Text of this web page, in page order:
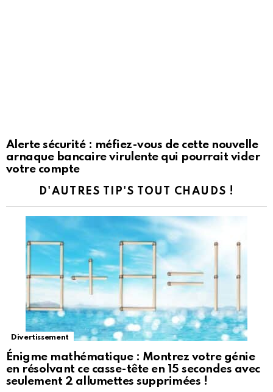
Alerte sécurité : méfiez-vous de cette nouvelle
arnaque bancaire virulente qui pourrait vider
votre compte
D'AUTRES TIP'S TOUT CHAUDS !
Divertissement
Énigme mathématique : Montrez votre génie
en résolvant ce casse-tête en 15 secondes avec
seulement 2 allumettes supprimées !